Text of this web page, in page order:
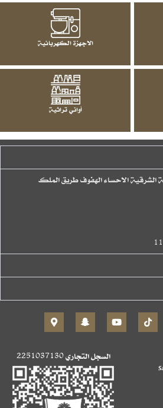
الاجهزة الكهربائية
أواني تراثية
الشرقية الاحساء الهفوف طريق الملك
السجل التجاري2251037130